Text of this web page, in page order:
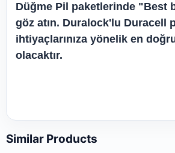
Düğme Pil paketlerinde "Best
göz atın. Duralock'lu Duracell
ihtiyaçlarınıza yönelik en
olacaktır.
Similar Products